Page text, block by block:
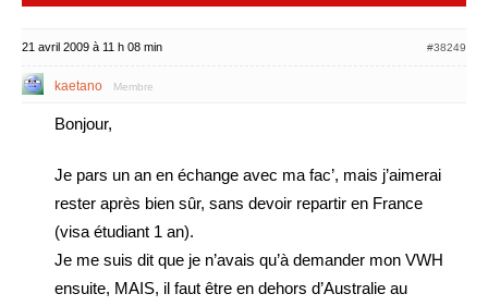
21 avril 2009 à 11 h 08 min #38249
kaetano Membre
Bonjour,
Je pars un an en échange avec ma fac’, mais j’aimerai
rester après bien sûr, sans devoir repartir en France
(visa étudiant 1 an).
Je me suis dit que je n’avais qu’à demander mon VWH
ensuite, MAIS, il faut être en dehors d’Australie au